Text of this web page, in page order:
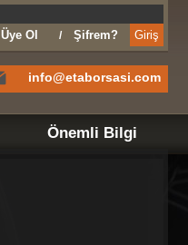
Üye Ol / Şifrem?
info@etaborsasi.com
Önemli Bilgi